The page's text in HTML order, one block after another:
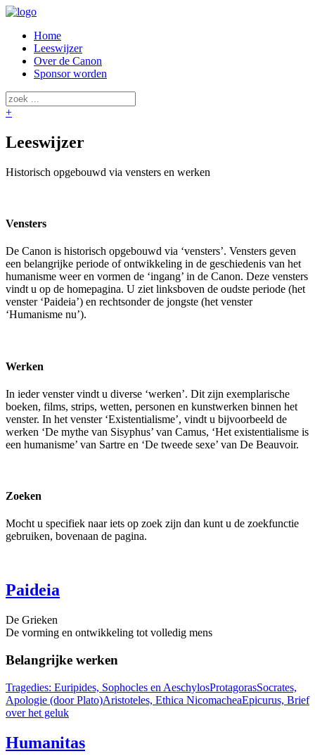
Home
Leeswijzer
Over de Canon
Sponsor worden
+
Leeswijzer
Historisch opgebouwd via vensters en werken
Vensters
De Canon is historisch opgebouwd via ‘vensters’. Vensters geven
een belangrijke periode of ontwikkeling in de geschiedenis van het
humanisme weer en vormen de ‘ingang’ in de Canon. Deze vensters
vindt u op de homepagina. U ziet linksboven de oudste periode (het
venster ‘Paideia’) en rechtsonder de jongste (het venster
‘Humanisme nu’).
Werken
In ieder venster vindt u diverse ‘werken’. Dit zijn exemplarische
boeken, films, strips, wetten, personen en kunstwerken binnen het
venster. In het venster ‘Existentialisme’, vindt u bijvoorbeeld de
werken ‘De mythe van Sisyphus’ van Camus, ‘Het existentialisme is
een humanisme’ van Sartre en ‘De tweede sexe’ van De Beauvoir.
Zoeken
Mocht u specifiek naar iets op zoek zijn dan kunt u de zoekfunctie
gebruiken, bovenaan de pagina.
Paideia
De Grieken
De vorming en ontwikkeling tot volledig mens
Belangrijke werken
Tragedies: Euripides, Sophocles en AeschylosProtagorasSocrates,
Apologie (door Plato)Aristoteles, Ethica NicomacheaEpicurus, Brief
over het geluk
Humanitas